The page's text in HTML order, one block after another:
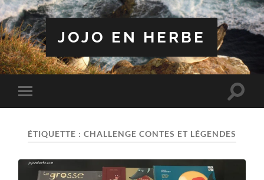
JOJO EN HERBE
Toggle
mobile
Toggle
ÉTIQUETTE : CHALLENGE CONTES ET LÉGENDES